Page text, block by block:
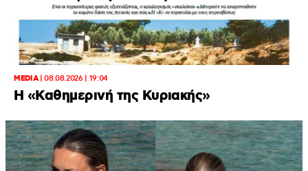
MEDIA|08.08.2026 | 19:04
H «Καθημερινή της Κυριακής»